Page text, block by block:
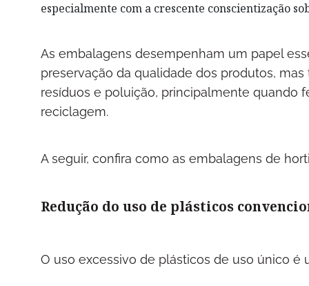
especialmente com a crescente conscientização
As embalagens desempenham um papel
preservação da qualidade dos produtos,
resíduos e poluição, principalmente quando
reciclagem.
A seguir, confira como as embalagens de
Redução do uso de plásticos
O uso excessivo de plásticos de uso único